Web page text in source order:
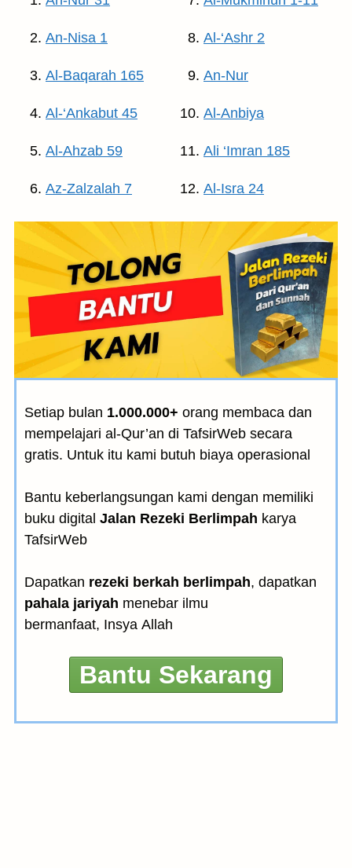
An-Nisa 1
Al-Baqarah 165
Al-‘Ankabut 45
Al-Ahzab 59
Az-Zalzalah 7
Al-‘Ashr 2
An-Nur
Al-Anbiya
Ali ‘Imran 185
Al-Isra 24
Setiap bulan 1.000.000+ orang membaca dan
mempelajari al-Qur’an di TafsirWeb secara
gratis. Untuk itu kami butuh biaya operasional
Bantu keberlangsungan kami dengan memiliki
buku digital Jalan Rezeki Berlimpah karya
TafsirWeb
Dapatkan rezeki berkah berlimpah, dapatkan
pahala jariyah menebar ilmu
bermanfaat, Insya Allah
Bantu Sekarang